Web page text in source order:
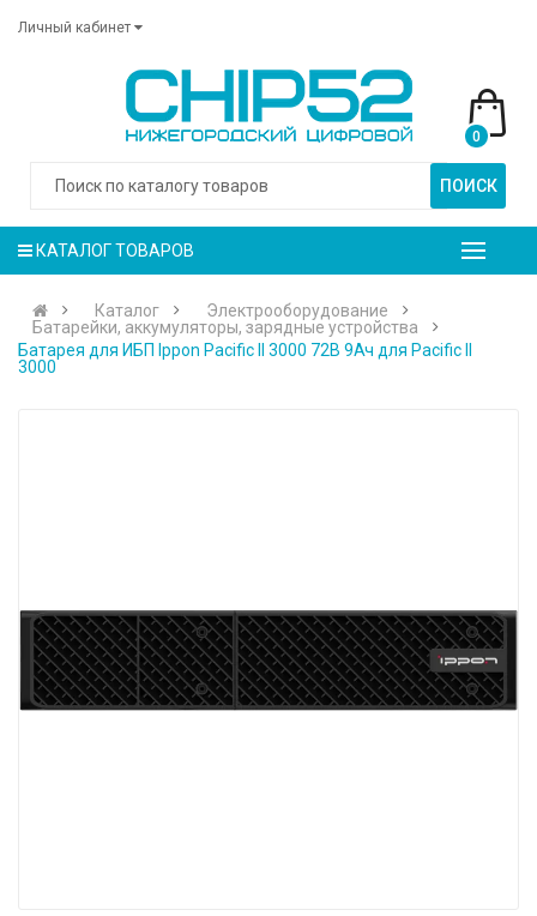
Личный кабинет
ПОИСК
0
КАТАЛОГ ТОВАРОВ
Каталог
Электрооборудование
Батарейки, аккумуляторы, зарядные устройства
Батарея для ИБП Ippon Pacific II 3000 72В 9Ач для Pacific II
3000